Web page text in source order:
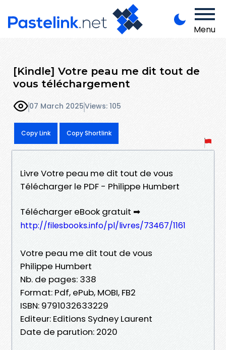
Menu
[Kindle] Votre peau me dit tout de
vous téléchargement
07 March 2025Views: 105
Copy Link Copy Shortlink
Livre Votre peau me dit tout de vous
Télécharger le PDF - Philippe Humbert
Télécharger eBook gratuit ➡
http://filesbooks.info/pl/livres/73467/1161
Votre peau me dit tout de vous
Philippe Humbert
Nb. de pages: 338
Format: Pdf, ePub, MOBI, FB2
ISBN: 9791032633229
Editeur: Editions Sydney Laurent
Date de parution: 2020